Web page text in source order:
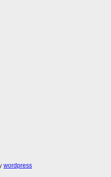
wordpress